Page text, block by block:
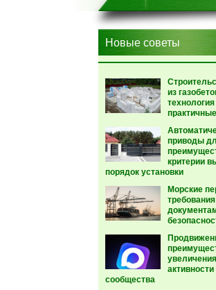
Новые советы
из
приводы
критерии
порядок установки
Морские
увеличения
активности
сообщества